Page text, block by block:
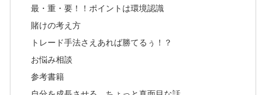
最・重・要！！ポイントは環境認識
賭けの考え方
トレード手法さえあれば勝てるぅ！？
お悩み相談
参考書籍